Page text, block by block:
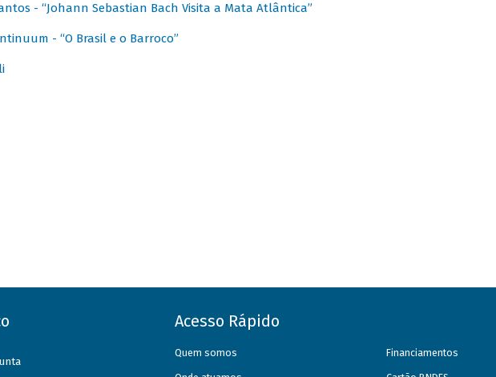
- “Johann Sebastian Bach Visita a Mata Atlântica”
- “O Brasil e o Barroco”
Acesso Rápido
Quem somos Financiamentos